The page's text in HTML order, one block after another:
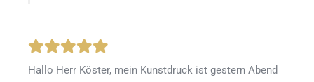
Hallo Herr Köster, mein Kunstdruck ist gestern Abend